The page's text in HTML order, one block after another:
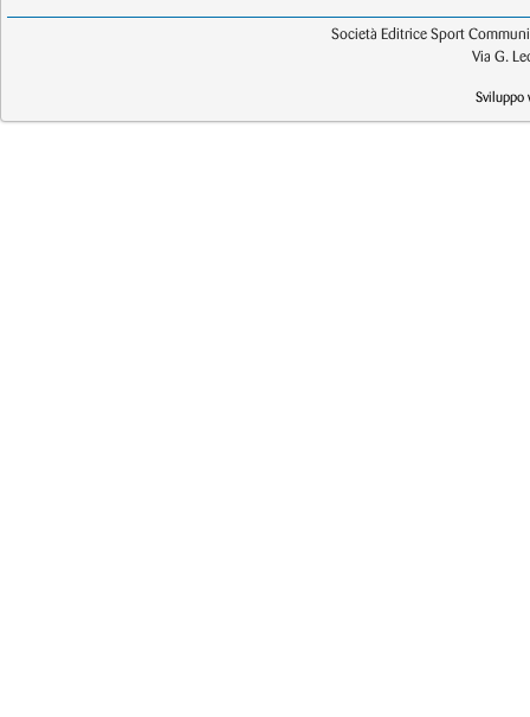
Società Editrice Sport
Via G.
Sviluppo